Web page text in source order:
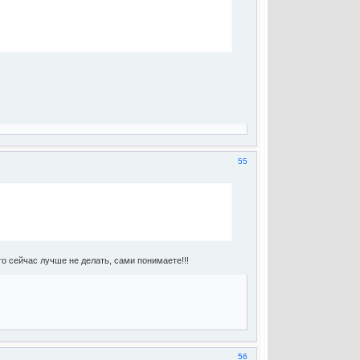
55
сейчас лучше не делать, сами понимаете!!!
56